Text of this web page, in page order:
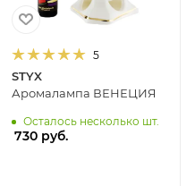
5
STYX
Аромалампа ВЕНЕЦИЯ
Осталось несколько шт.
730руб.